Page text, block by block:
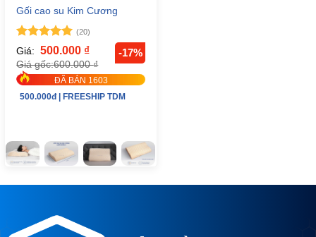
Gối cao su Kim Cương
Được xếp
hạng5
5
sao
(20)
Giá: 500.000 ₫
Giá gốc:600.000₫
-17%
ĐÃ BÁN 1603
500.000đ | FREESHIP TDM